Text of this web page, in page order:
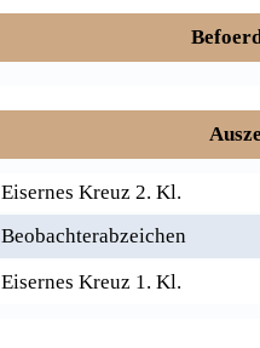
Eisernes Kreuz 2. Kl.
Beobachterabzeichen
Eisernes Kreuz 1. Kl.